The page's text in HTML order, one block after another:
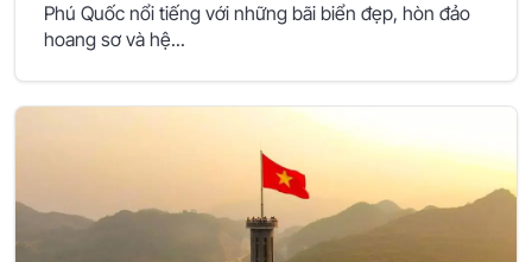
Phú Quốc nổi tiếng với những bãi biển đẹp, hòn đảo
hoang sơ và hệ...